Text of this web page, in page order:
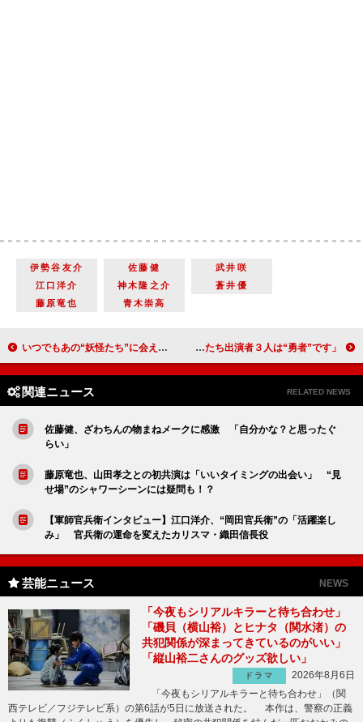
伊勢谷友介 佐藤健
武井咲
江口洋介
神木隆之介
蒼井優
藤原竜也
青木崇高
いつでもあの“妖怪たち”に会える！ 社会現象となった「妖怪ウォッチ」ｄビデオで配信開始！ 堀部圭亮「舞台稽古は戦いの日々」 若村麻由美「私たち出演者３人は“勇者”です」
関連ニュース RELATED NEWS
佐藤健、ざわちんの物まねメークに感激 「自分かな？と思ったぐ
らい」
藤原竜也、山田孝之との初共演は「いいタイミングの出会い」 “見
せ場”のシャワーシーンには疑問も！？
【軍師官兵衛インタビュー】江口洋介、“岡田官兵衛”の「活躍楽し
み」 官兵衛の運命を変えたカリスマ・織田信長役
芸能ニュース NEWS
「今夜もシリアルキラーと待ち合わせ」
「磯貝（横山裕）とヒナタ（関水渚）の
共犯関係が深まってきているのがいい」
「縦山裕二さんのグッズ欲しい」
ドラマ
2026年8月6日
「今夜もシリアルキラーと待ち合わせ」（関
西テレビ／フジテレビ系）の第6話が5日に放送された。 本作は、警察の正義